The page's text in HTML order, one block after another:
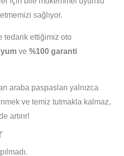
sağlıyor.
tedarik ettiğimiz oto
ve %100 garanti
araba paspasları yalnızca
ve temiz tutmakla kalmaz,
artırır!